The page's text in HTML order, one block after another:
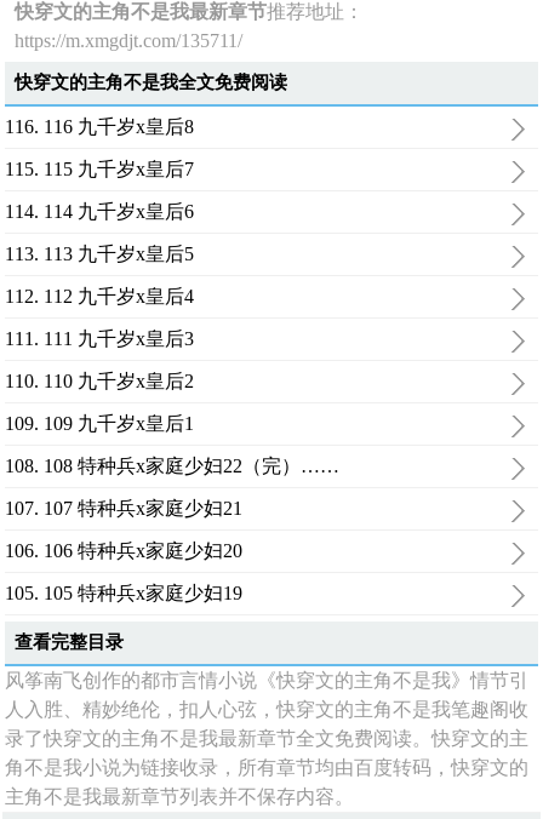
快穿文的主角不是我最新章节推荐地址：
https://m.xmgdjt.com/135711/
快穿文的主角不是我全文免费阅读
116. 116 九千岁x皇后8
115. 115 九千岁x皇后7
114. 114 九千岁x皇后6
113. 113 九千岁x皇后5
112. 112 九千岁x皇后4
111. 111 九千岁x皇后3
110. 110 九千岁x皇后2
109. 109 九千岁x皇后1
108. 108 特种兵x家庭少妇22（完）……
107. 107 特种兵x家庭少妇21
106. 106 特种兵x家庭少妇20
105. 105 特种兵x家庭少妇19
查看完整目录
风筝南飞创作的都市言情小说《快穿文的主角不是我》情节引
人入胜、精妙绝伦，扣人心弦，快穿文的主角不是我笔趣阁收
录了快穿文的主角不是我最新章节全文免费阅读。快穿文的主
角不是我小说为链接收录，所有章节均由百度转码，快穿文的
主角不是我最新章节列表并不保存内容。